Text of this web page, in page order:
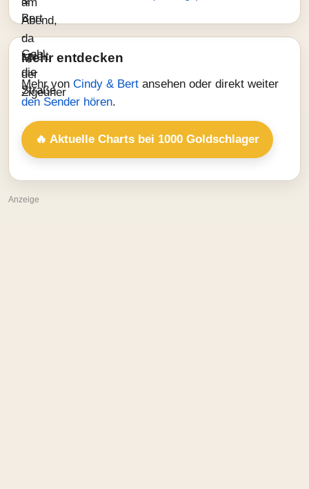
Mehr entdecken
Mehr von Cindy & Bert ansehen oder direkt weiter
den Sender hören.
🔥 Aktuelle Charts bei 1000 Goldschlager
Anzeige